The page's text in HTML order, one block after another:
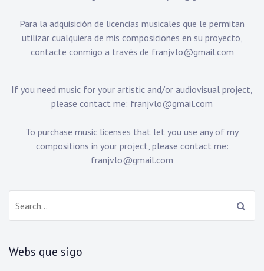
Para la adquisición de licencias musicales que le permitan
utilizar cualquiera de mis composiciones en su proyecto,
contacte conmigo a través de franjvlo@gmail.com
If you need music for your artistic and/or audiovisual project,
please contact me: franjvlo@gmail.com
To purchase music licenses that let you use any of my
compositions in your project, please contact me:
franjvlo@gmail.com
Webs que sigo